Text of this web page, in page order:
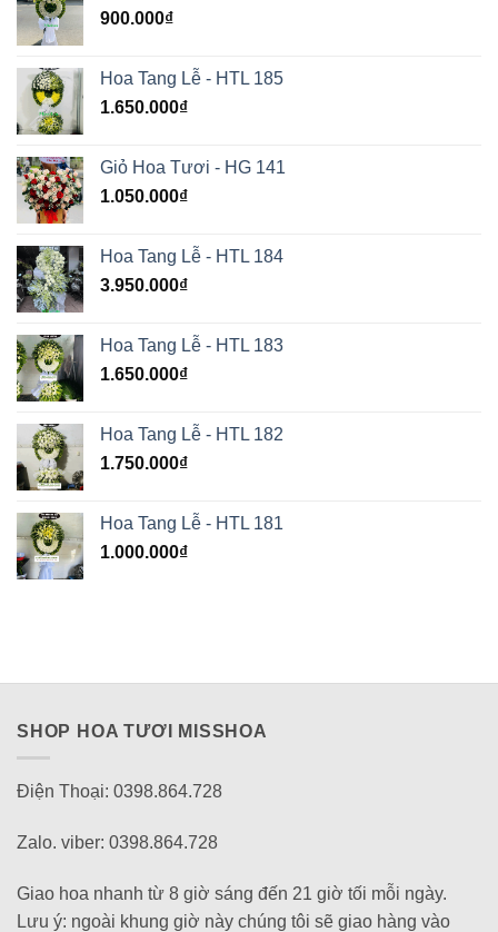
900.000₫
Hoa Tang Lễ - HTL 185
1.650.000₫
Giỏ Hoa Tươi - HG 141
1.050.000₫
Hoa Tang Lễ - HTL 184
3.950.000₫
Hoa Tang Lễ - HTL 183
1.650.000₫
Hoa Tang Lễ - HTL 182
1.750.000₫
Hoa Tang Lễ - HTL 181
1.000.000₫
SHOP HOA TƯƠI MISSHOA
Điện Thoại: 0398.864.728
Zalo. viber: 0398.864.728
Giao hoa nhanh từ 8 giờ sáng đến 21 giờ tối mỗi ngày.
Lưu ý: ngoài khung giờ này chúng tôi sẽ giao hàng vào